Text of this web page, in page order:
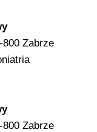
800 Zabrze
800 Zabrze